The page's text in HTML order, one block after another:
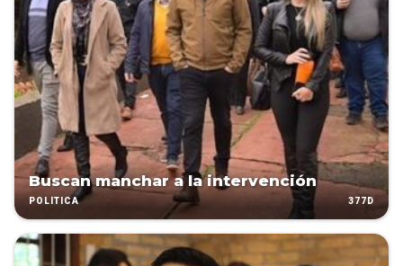
Buscan manchar a la intervención
POLÍTICA 377D